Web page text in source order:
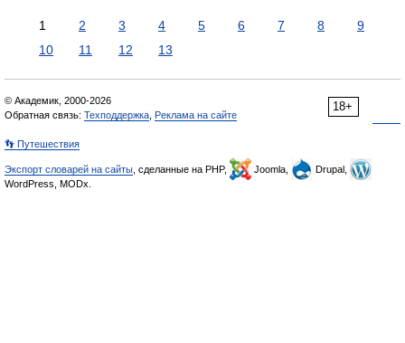
1 2 3 4 5 6 7 8
9
10
11 12 13
18+
© Академик, 2000-2026
Обратная связь: Техподдержка Реклама на сайте
👣 Путешествия
Экспорт словарей на сайты , сделанные на PHP, Joomla,
Drupal,
WordPress, MODx.